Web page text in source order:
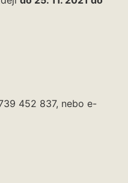
452 837, nebo e-